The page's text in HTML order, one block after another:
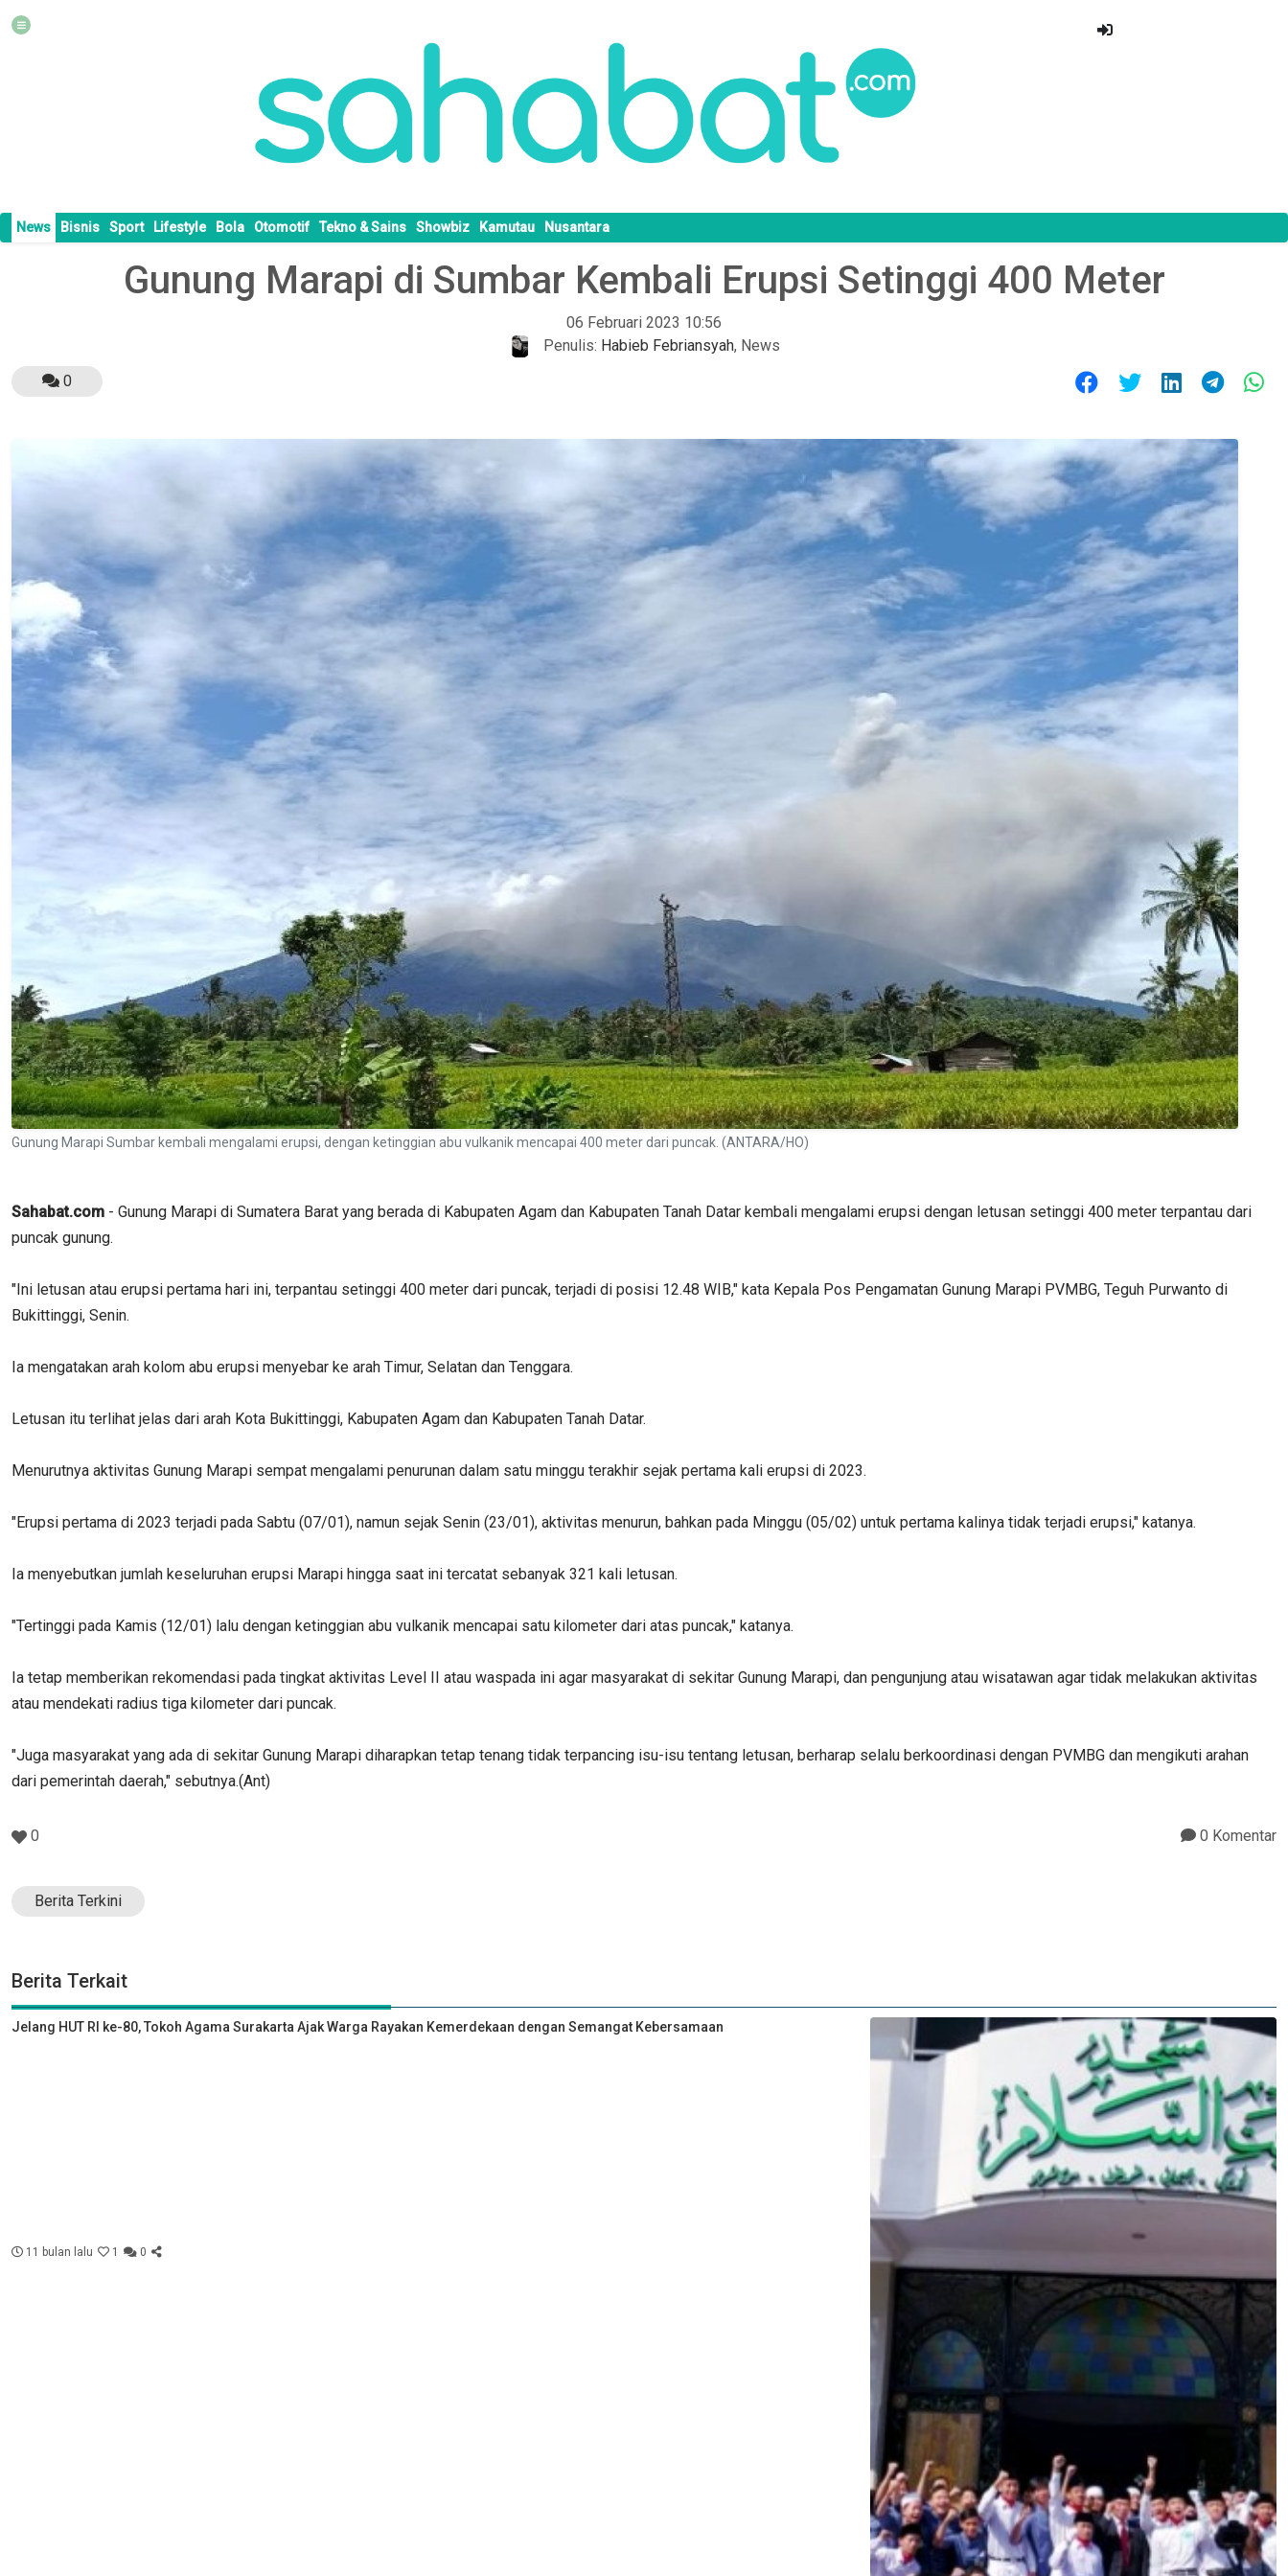
News Bisnis Sport Lifestyle Bola Otomotif Tekno & Sains Showbiz Kamutau Nusantara
Gunung Marapi di Sumbar Kembali Erupsi Setinggi 400 Meter
06 Februari 2023 10:56
Penulis: Habieb Febriansyah, News
0
Gunung Marapi Sumbar kembali mengalami erupsi, dengan ketinggian abu vulkanik mencapai 400 meter dari puncak. (ANTARA/HO)
Sahabat.com - Gunung Marapi di Sumatera Barat yang berada di Kabupaten Agam dan Kabupaten Tanah Datar kembali mengalami erupsi dengan letusan setinggi 400 meter terpantau dari
puncak gunung.
"Ini letusan atau erupsi pertama hari ini, terpantau setinggi 400 meter dari puncak, terjadi di posisi 12.48 WIB," kata Kepala Pos Pengamatan Gunung Marapi PVMBG, Teguh Purwanto di
Bukittinggi, Senin.
Ia mengatakan arah kolom abu erupsi menyebar ke arah Timur, Selatan dan Tenggara.
Letusan itu terlihat jelas dari arah Kota Bukittinggi, Kabupaten Agam dan Kabupaten Tanah Datar.
Menurutnya aktivitas Gunung Marapi sempat mengalami penurunan dalam satu minggu terakhir sejak pertama kali erupsi di 2023.
"Erupsi pertama di 2023 terjadi pada Sabtu (07/01), namun sejak Senin (23/01), aktivitas menurun, bahkan pada Minggu (05/02) untuk pertama kalinya tidak terjadi erupsi," katanya.
Ia menyebutkan jumlah keseluruhan erupsi Marapi hingga saat ini tercatat sebanyak 321 kali letusan.
"Tertinggi pada Kamis (12/01) lalu dengan ketinggian abu vulkanik mencapai satu kilometer dari atas puncak," katanya.
Ia tetap memberikan rekomendasi pada tingkat aktivitas Level II atau waspada ini agar masyarakat di sekitar Gunung Marapi, dan pengunjung atau wisatawan agar tidak melakukan aktivitas
atau mendekati radius tiga kilometer dari puncak.
"Juga masyarakat yang ada di sekitar Gunung Marapi diharapkan tetap tenang tidak terpancing isu-isu tentang letusan, berharap selalu berkoordinasi dengan PVMBG dan mengikuti arahan
dari pemerintah daerah," sebutnya.(Ant)
0 0 Komentar
Berita Terkini
Berita Terkait
Jelang HUT RI ke-80, Tokoh Agama Surakarta Ajak Warga Rayakan Kemerdekaan dengan Semangat Kebersamaan
11 bulan lalu 1 0